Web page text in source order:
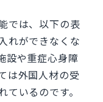
では、以下の表
れができなくな
設や重症心身障
は外国人材の受
いるのです。